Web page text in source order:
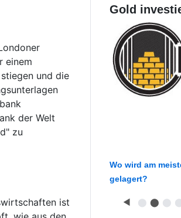
einem
und die
der Welt
zu
ist
Gold
Wo wird am
gelagert?
◀ ⬤ ⬤ ⬤